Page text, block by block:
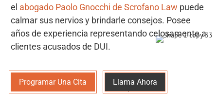
el abogado Paolo Gnocchi de Scrofano Law puede
calmar sus nervios y brindarle consejos. Posee
años de experiencia representando celosamente a
clientes acusados ​​de DUI.
Programar Una Cita Llama Ahora